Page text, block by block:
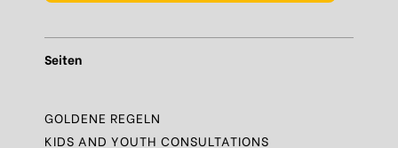
Seiten
GOLDENE REGELN
KIDS AND YOUTH CONSULTATIONS